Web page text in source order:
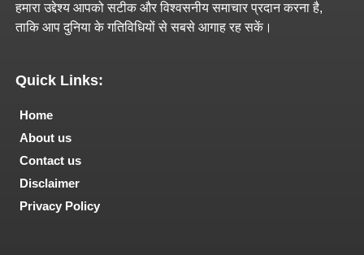
हमारा उद्देश्य आपको सटीक और विश्वसनीय समाचार प्रदान करना है,
ताकि आप दुनिया के गतिविधियों से सबसे आगाह रह सकें।
Quick Links:
Home
About us
Contact us
Disclaimer
Privacy Policy